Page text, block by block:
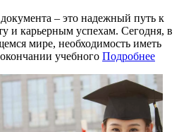
– это надежный путь к
и карьерным успехам. Сегодня, в
мире, необходимость иметь
учебного Подробнее